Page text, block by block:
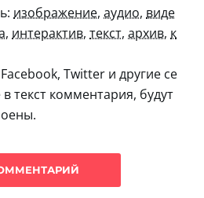
изображение, аудио, виде
, интерактив, текст, архив, к
Twitter и другие се
текст комментария, будут